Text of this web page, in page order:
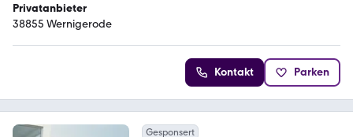
Privatanbieter
38855 Wernigerode
Kontakt Parken
Gesponsert